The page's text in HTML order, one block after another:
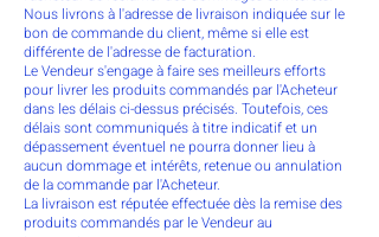
Nous livrons à l'adresse de livraison indiquée sur le
bon de commande du client, même si elle est
différente de l'adresse de facturation.
Le Vendeur s'engage à faire ses meilleurs efforts
pour livrer les produits commandés par l'Acheteur
dans les délais ci-dessus précisés. Toutefois, ces
délais sont communiqués à titre indicatif et un
dépassement éventuel ne pourra donner lieu à
aucun dommage et intérêts, retenue ou annulation
de la commande par l'Acheteur.
La livraison est réputée effectuée dès la remise des
produits commandés par le Vendeur au